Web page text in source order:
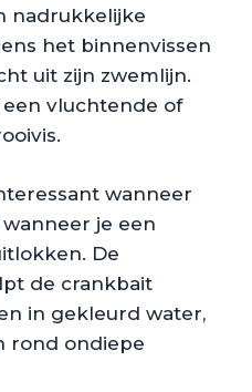
nadrukkelijke
het binnenvissen
uit zijn zwemlijn.
vluchtende of
wanneer
je een
De
de crankbait
in gekleurd water,
rond ondiepe